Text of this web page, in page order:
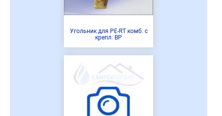
Угольник для PE-RT комб. с
крепл. ВР